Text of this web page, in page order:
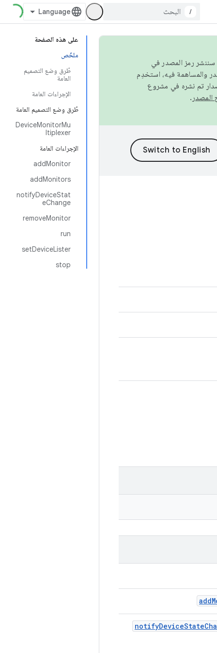
/
على هذه الصفحة
ملخّص
طُرق وضع التصميم
العامة
الإجراءات العامة
طُرق وضع التصميم العامة
DeviceMonitorMu
ltiplexer
الإجراءات العامة
addMonitor
addMonitors
notifyDeviceStat
eChange
removeMonitor
run
setDeviceLister
stop
سننشر رمز المصدر في
تم نشره في مشروع
.
add
notifyDeviceState